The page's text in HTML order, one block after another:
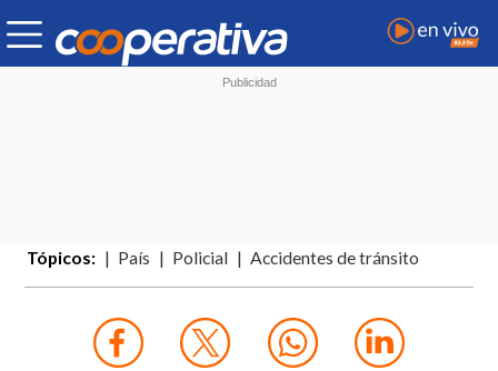
Tópicos: País Policial Accidentes de tránsito